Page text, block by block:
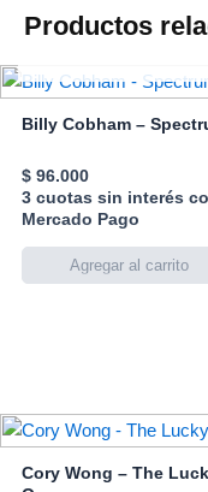
Productos
Billy Cobham –
$96.000
3 cuotas sin interés
Mercado Pago
Cory Wong – The